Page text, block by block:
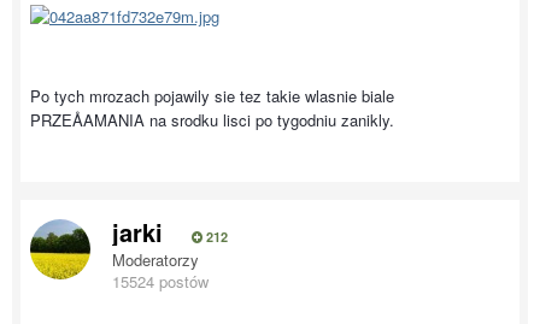
Po tych mrozach pojawily sie tez takie wlasnie biale
PRZEÅAMANIA na srodku lisci po tygodniu zanikly.
jarki 212
Moderatorzy
15524 postów